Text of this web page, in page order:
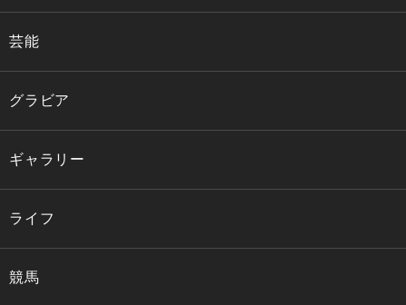
芸能
グラビア
ギャラリー
ライフ
競馬